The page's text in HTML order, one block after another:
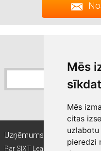
Mēs
Mēs
citas
uzlabotu
pieredzi
Sixt
Uzņēmums
Par SIXT Leasing